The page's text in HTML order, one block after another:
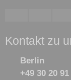
Kontakt zu
Berlin
+49 30 20